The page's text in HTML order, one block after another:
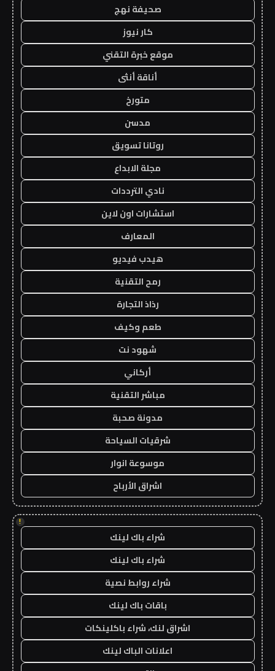
صحيفة نهج
كار نيوز
موقع خبرة التقني
أناقة أنثى
متورخ
مدسن
روتانا تسويق
مجلة الابداع
نادي الترددات
استشارات اون لاين
المعارف
هيدب فيديو
رمح التقنية
رذاذ التجارة
طعم وكيف
شهود نت
أركاني
مباشر التقنية
مدونة صحبة
شرقيات السياحة
موسوعة انوار
اشراق الأرباح
!
شراء باك لينك
شراء باك لينك
شراء روابط نصية
باقات باك لينك
اشراق لنك، شراء باكلينكات
اعلانات الباك لينك